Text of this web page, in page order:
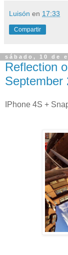
Luisón en 17:33
Compartir
sábado, 10 de
Reflection
September
IPhone 4S +